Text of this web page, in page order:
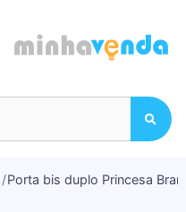
Porta bis duplo Princesa